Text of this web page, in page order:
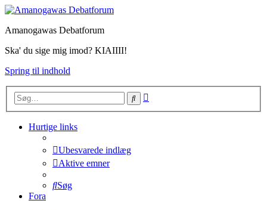
Amanogawas Debatforum
Ska' du sige mig imod? KIAIIII!
Spring til indhold
Søg
Hurtige links
Ubesvarede indlæg
Aktive emner
Søg
Fora